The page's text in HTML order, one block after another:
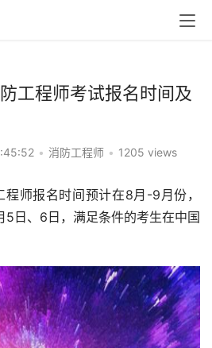
工程师考试报名时间及
• 消防工程师 • 1205 views
师报名时间预计在8月-9月份，
5日、6日，满足条件的考生在中国